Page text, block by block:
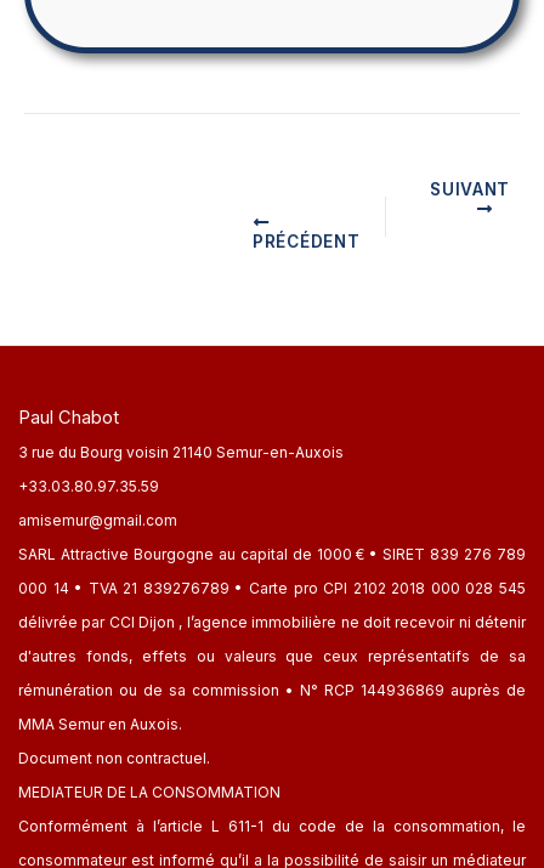
PRÉCÉDENT
SUIVANT
Paul Chabot
3 rue du Bourg voisin 21140 Semur-en-Auxois
+33.03.80.97.35.59
amisemur@gmail.com
SARL Attractive Bourgogne au capital de 1000 € • SIRET 839 276 789
000 14 • TVA 21 839276789 • Carte pro CPI 2102 2018 000 028 545
délivrée par CCI Dijon , l’agence immobilière ne doit recevoir ni détenir
d'autres fonds, effets ou valeurs que ceux représentatifs de sa
rémunération ou de sa commission • N° RCP 144936869 auprès de
MMA Semur en Auxois.
Document non contractuel.
MEDIATEUR DE LA CONSOMMATION
Conformément à l’article L 611-1 du code de la consommation, le
consommateur est informé qu’il a la possibilité de saisir un médiateur